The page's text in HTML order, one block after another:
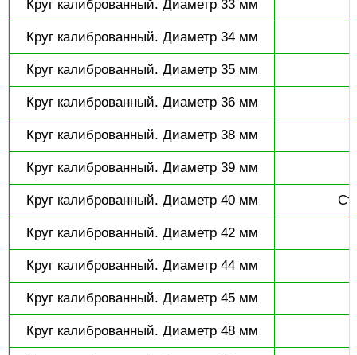
Круг калиброванный. Диаметр 33 мм
Круг калиброванный. Диаметр 34 мм
Круг калиброванный. Диаметр 35 мм
Круг калиброванный. Диаметр 36 мм
Круг калиброванный. Диаметр 38 мм
Круг калиброванный. Диаметр 39 мм
Круг калиброванный. Диаметр 40 мм
Круг калиброванный. Диаметр 42 мм
Круг калиброванный. Диаметр 44 мм
Круг калиброванный. Диаметр 45 мм
Круг калиброванный. Диаметр 48 мм